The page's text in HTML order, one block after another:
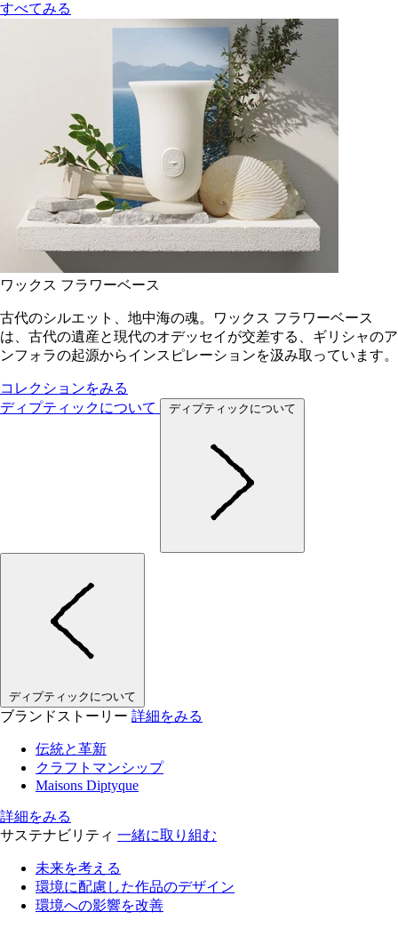
すべてみる
ワックス フラワーベース
古代のシルエット、地中海の魂。ワックス フラワーベース
は、古代の遺産と現代のオデッセイが交差する、ギリシャのア
ンフォラの起源からインスピレーションを汲み取っています。
コレクションをみる
ディプティックについて
ディプティックについて
ディプティックについて
ブランドストーリー 詳細をみる
伝統と革新
クラフトマンシップ
Maisons Diptyque
詳細をみる
サステナビリティ 一緒に取り組む
未来を考える
環境に配慮した作品のデザイン
環境への影響を改善